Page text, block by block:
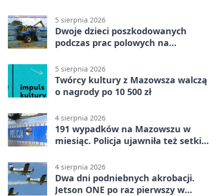
5 sierpnia 2026
Dwoje dzieci poszkodowanych
podczas prac polowych na
5 sierpnia 2026
Twórcy kultury z Mazowsza walczą
o nagrody po 10 500 zł
4 sierpnia 2026
191 wypadków na Mazowszu w
miesiąc. Policja ujawniła też setki
4 sierpnia 2026
Dwa dni podniebnych akrobacji.
Jetson ONE po raz pierwszy w